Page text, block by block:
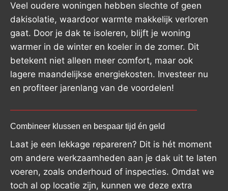
Veel oudere woningen hebben slechte of geen
dakisolatie, waardoor warmte makkelijk verloren
gaat. Door je dak te isoleren, blijft je woning
warmer in de winter en koeler in de zomer. Dit
betekent niet alleen meer comfort, maar ook
lagere maandelijkse energiekosten. Investeer nu
en profiteer jarenlang van de voordelen!
Combineer klussen en bespaar tijd én geld
Laat je een lekkage repareren? Dit is hét moment
om andere werkzaamheden aan je dak uit te laten
voeren, zoals onderhoud of inspecties. Omdat we
toch al op locatie zijn, kunnen we deze extra